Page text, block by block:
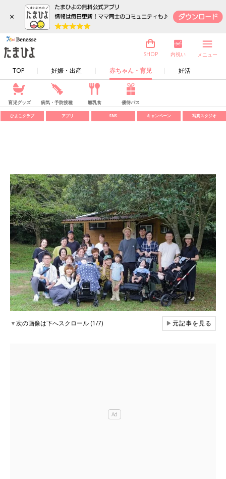
×
TOP 妊娠・出産 赤ちゃん・育児 妊活
SHOP 内祝い メニュー
育児グッズ 病気・予防接種 離乳食 優待パス
ひよこクラブ アプリ SNS キャンペーン 写真スタジオ
▼次の画像は下へスクロール (1/7) ▶元記事を見る